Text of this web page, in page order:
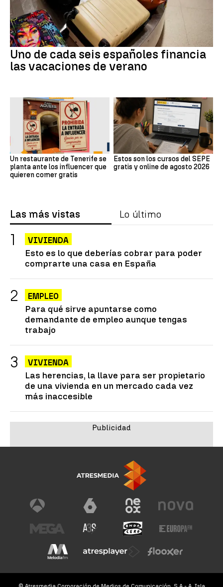
Uno de cada seis españoles financia
las vacaciones de verano
Un restaurante de Tenerife se
planta ante los influencer que
quieren comer gratis
Estos son los cursos del SEPE
gratis y online de agosto 2026
Las más vistas Lo último
VIVIENDA
Esto es lo que deberías cobrar para poder
comprarte una casa en España
EMPLEO
Para qué sirve apuntarse como
demandante de empleo aunque tengas
trabajo
VIVIENDA
Las herencias, la llave para ser propietario
de una vivienda en un mercado cada vez
más inaccesible